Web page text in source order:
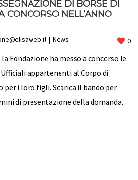
DI BORSE DI
CONCORSO NELL’ANNO
News 0
la Fondazione ha messo a concorso le
appartenenti al Corpo di
per i loro figli. Scarica il bando per
di presentazione della domanda.